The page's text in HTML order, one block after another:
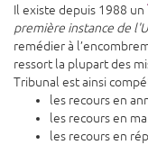
Il existe depuis 1988 un
première instance de
remédier à
ressort la plupart des
Tribunal est ainsi
les recours en
les recours en
les recours en